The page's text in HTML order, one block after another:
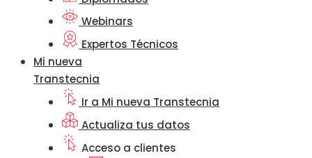
Webinars
Expertos Técnicos
Mi nueva
Transtecnia
Ir a Mi nueva Transtecnia
Actualiza tus datos
Acceso a clientes